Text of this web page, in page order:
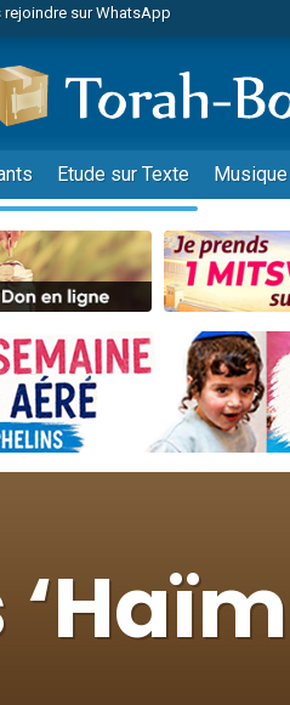
un don pour Reloger Rivka, 6 enfants,
une bénédiction
sur WhatsApp
en groupe sur Zoom
rejoindre sur WhatsApp
sur WhatsApp
un don pour 5 jours de vacances aux
sur WhatsApp
une bénédiction
un don pour Sauvez la jambe de
en groupe sur Zoom
un don pour Diane, 80 ans, dans un
Etude sur Texte Musique